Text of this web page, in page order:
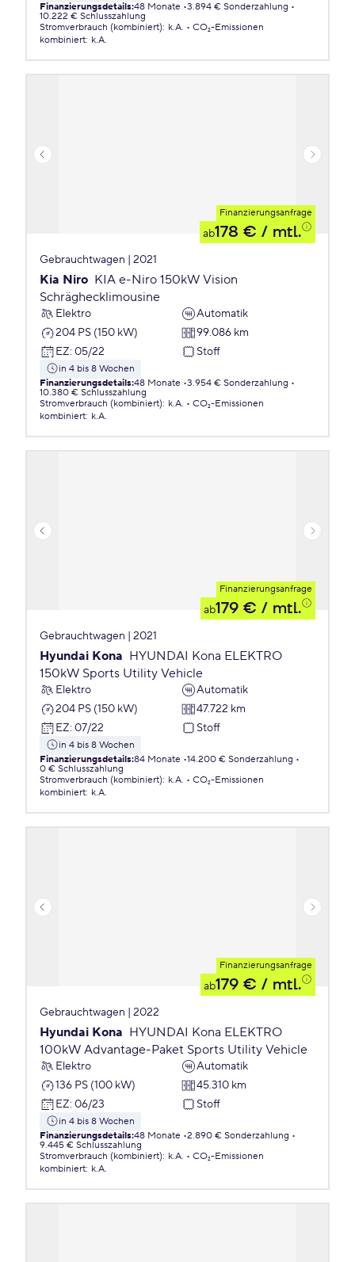
Finanzierungsdetails:48 Monate 3.894 € Sonderzahlung
10.222 € Schlusszahlung
Stromverbrauch (kombiniert): k.A.
CO₂-Emissionen
kombiniert: k.A.
Finanzierungsanfrage
ab178 € / mtl.
Gebrauchtwagen | 2021
Kia Niro KIA e-Niro 150kW Vision
Schräghecklimousine
Elektro
Automatik
204 PS (150 kW)
99.086 km
EZ: 05/22 Stoff
in 4 bis 8 Wochen
Finanzierungsdetails:48 Monate 3.954 € Sonderzahlung
10.380 € Schlusszahlung
Stromverbrauch (kombiniert): k.A.
CO₂-Emissionen
kombiniert: k.A.
Finanzierungsanfrage
ab179 € / mtl.
Gebrauchtwagen | 2021
Hyundai Kona HYUNDAI Kona ELEKTRO
150kW Sports Utility Vehicle
Elektro
Automatik
204 PS (150 kW)
47.722 km
EZ: 07/22 Stoff
in 4 bis 8 Wochen
Finanzierungsdetails:84 Monate 14.200 € Sonderzahlung
0 € Schlusszahlung
Stromverbrauch (kombiniert): k.A.
CO₂-Emissionen
kombiniert: k.A.
Finanzierungsanfrage
ab179 € / mtl.
Gebrauchtwagen | 2022
Hyundai Kona HYUNDAI Kona ELEKTRO
100kW Advantage-Paket Sports Utility Vehicle
Elektro
Automatik
136 PS (100 kW)
45.310 km
EZ: 06/23 Stoff
in 4 bis 8 Wochen
Finanzierungsdetails:48 Monate 2.890 € Sonderzahlung
9.445 € Schlusszahlung
Stromverbrauch (kombiniert): k.A.
CO₂-Emissionen
kombiniert: k.A.